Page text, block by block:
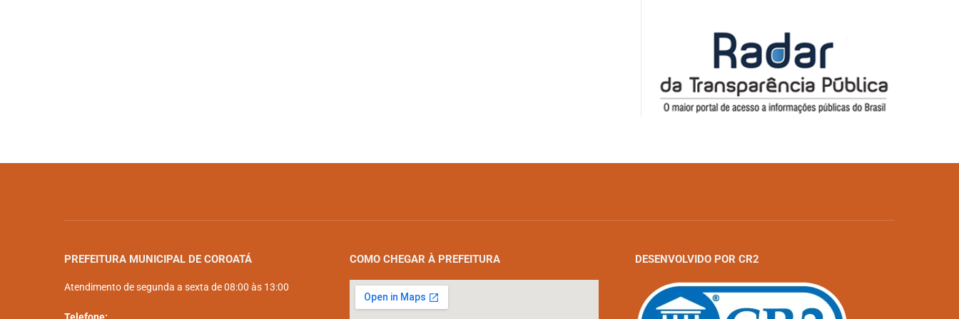
PREFEITURA MUNICIPAL DE COROATÁ
Atendimento de segunda a sexta de 08:00 às 13:00
COMO CHEGAR À PREFEITURA DESENVOLVIDO POR CR2